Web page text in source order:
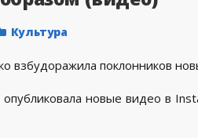
Культура
опубликовала новые видео в